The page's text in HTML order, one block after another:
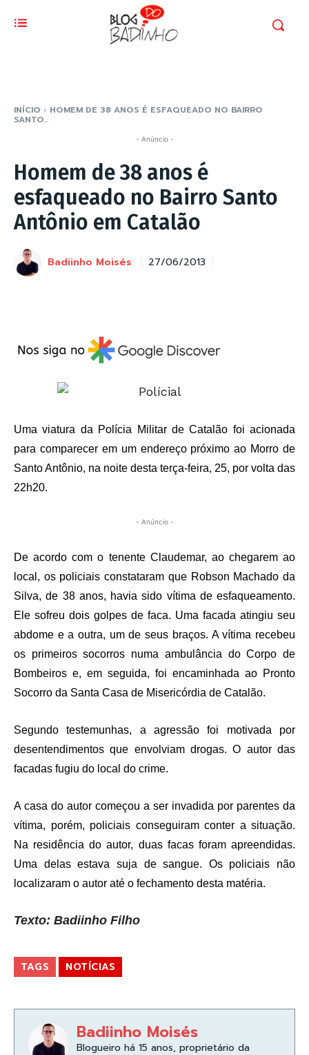
INÍCIO HOMEM DE 38 ANOS É ESFAQUEADO NO BAIRRO
SANTO...
- Anúncio -
Homem de 38 anos é
esfaqueado no Bairro Santo
Antônio em Catalão
Badiinho Moisés 27/06/2013
Uma viatura da Polícia Militar de Catalão foi acionada
para comparecer em um endereço próximo ao Morro de
Santo Antônio, na noite desta terça-feira, 25, por volta das
22h20.
- Anúncio -
De acordo com o tenente Claudemar, ao chegarem ao
local, os policiais constataram que Robson Machado da
Silva, de 38 anos, havia sido vítima de esfaqueamento.
Ele sofreu dois golpes de faca. Uma facada atingiu seu
abdome e a outra, um de seus braços. A vítima recebeu
os primeiros socorros numa ambulância do Corpo de
Bombeiros e, em seguida, foi encaminhada ao Pronto
Socorro da Santa Casa de Misericórdia de Catalão.
Segundo testemunhas, a agressão foi motivada por
desentendimentos que envolviam drogas. O autor das
facadas fugiu do local do crime.
A casa do autor começou a ser invadida por parentes da
vítima, porém, policiais conseguiram conter a situação.
Na residência do autor, duas facas foram apreendidas.
Uma delas estava suja de sangue. Os policiais não
localizaram o autor até o fechamento desta matéria.
Texto: Badiinho Filho
TAGS NOTÍCIAS
Badiinho Moisés
Blogueiro há 15 anos, proprietário da